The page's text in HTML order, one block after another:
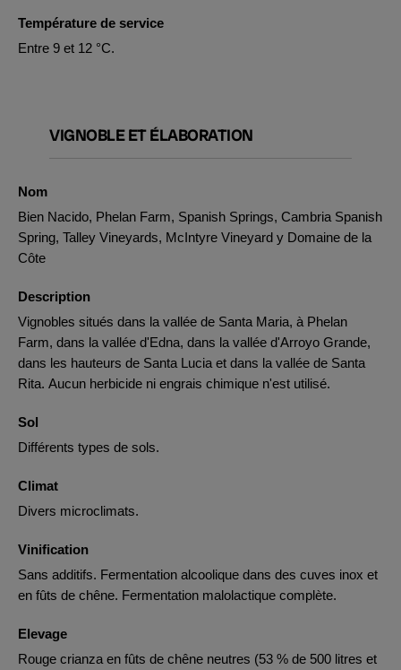
Température de service
Entre 9 et 12 °C.
VIGNOBLE ET ÉLABORATION
Nom
Bien Nacido, Phelan Farm, Spanish Springs, Cambria Spanish
Spring, Talley Vineyards, McIntyre Vineyard y Domaine de la
Côte
Description
Vignobles situés dans la vallée de Santa Maria, à Phelan
Farm, dans la vallée d'Edna, dans la vallée d'Arroyo Grande,
dans les hauteurs de Santa Lucia et dans la vallée de Santa
Rita. Aucun herbicide ni engrais chimique n'est utilisé.
Sol
Différents types de sols.
Climat
Divers microclimats.
Vinification
Sans additifs. Fermentation alcoolique dans des cuves inox et
en fûts de chêne. Fermentation malolactique complète.
Elevage
Rouge crianza en fûts de chêne neutres (53 % de 500 litres et